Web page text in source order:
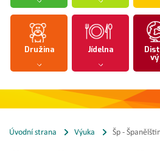
Družina Jídelna
Úvodní strana Výuka Šp -